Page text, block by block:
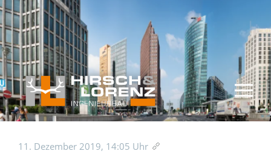
11. Dezember 2019, 14:05 Uhr